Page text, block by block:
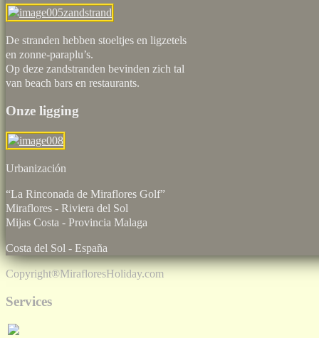
De stranden hebben stoeltjes en ligzetels
en zonne-paraplu’s.
Op deze zandstranden bevinden zich tal
van beach bars en restaurants.
Onze ligging
“La Rinconada de Miraflores Golf”
Miraflores - Riviera del Sol
Mijas Costa - Provincia Malaga
Costa del Sol - España
Copyright®MirafloresHoliday.com
Services